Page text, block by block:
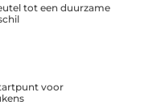
tot een duurzame
voor